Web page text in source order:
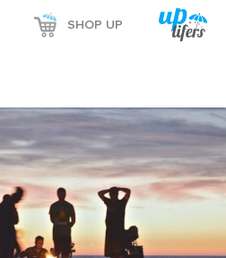
Reklamı Göster
Reklamı Gizle
SHOP UP